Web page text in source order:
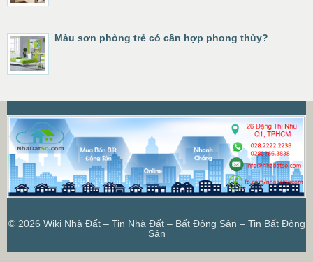
Màu sơn phòng trẻ có cần hợp phong thủy?
© 2026 Wiki Nhà Đất – Tin Nhà Đất – Bất Động Sản – Tin Bất Động
Sản